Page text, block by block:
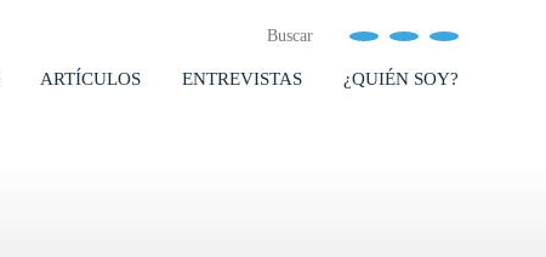
ARTÍCULOS ENTREVISTAS ¿QUIÉN SOY?